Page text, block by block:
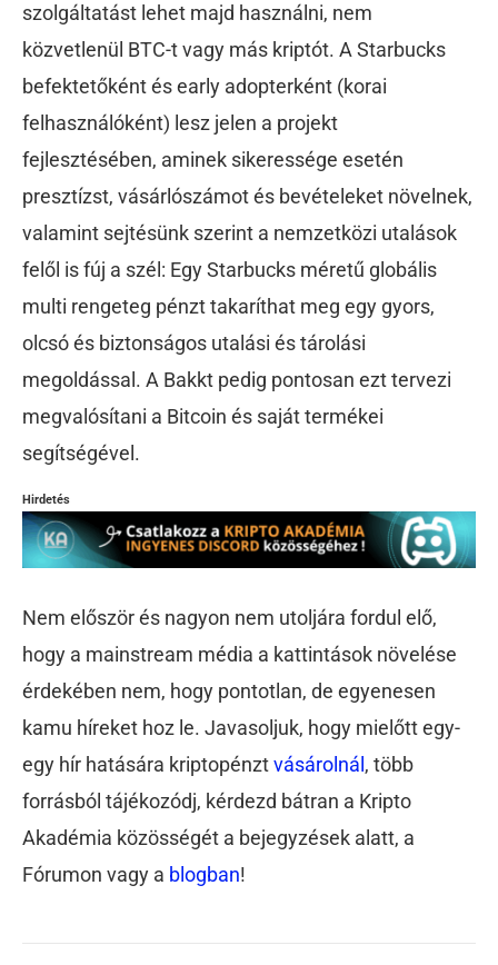
szolgáltatást lehet majd használni, nem
közvetlenül BTC-t vagy más kriptót. A Starbucks
befektetőként és early adopterként (korai
felhasználóként) lesz jelen a projekt
fejlesztésében, aminek sikeressége esetén
presztízst, vásárlószámot és bevételeket növelnek,
valamint sejtésünk szerint a nemzetközi utalások
felől is fúj a szél: Egy Starbucks méretű globális
multi rengeteg pénzt takaríthat meg egy gyors,
olcsó és biztonságos utalási és tárolási
megoldással. A Bakkt pedig pontosan ezt tervezi
megvalósítani a Bitcoin és saját termékei
segítségével.
Hirdetés
Nem először és nagyon nem utoljára fordul elő,
hogy a mainstream média a kattintások növelése
érdekében nem, hogy pontotlan, de egyenesen
kamu híreket hoz le. Javasoljuk, hogy mielőtt egy-
egy hír hatására kriptopénztvásárolnál , több
forrásból tájékozódj, kérdezd bátran a Kripto
Akadémia közösségét a bejegyzések alatt, a
Fórumon vagy a blogban!